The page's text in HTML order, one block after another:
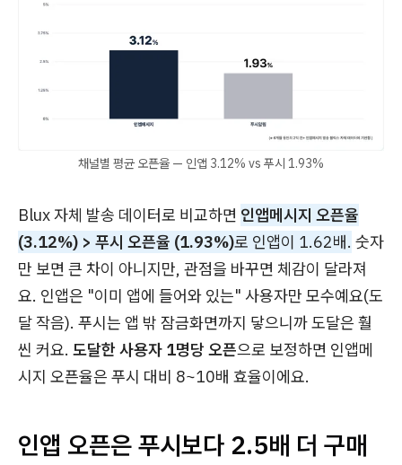
채널별 평균 오픈율 — 인앱 3.12% vs 푸시 1.93%
Blux 자체 발송 데이터로 비교하면 인앱메시지 오픈율
(3.12%) > 푸시 오픈율 (1.93%)로 인앱이 1.62배. 숫자
만 보면 큰 차이 아니지만, 관점을 바꾸면 체감이 달라져
요. 인앱은 "이미 앱에 들어와 있는" 사용자만 모수예요(도
달 작음). 푸시는 앱 밖 잠금화면까지 닿으니까 도달은 훨
씬 커요. 도달한 사용자 1명당 오픈으로 보정하면 인앱메
시지 오픈율은 푸시 대비 8~10배 효율이에요.
인앱 오픈은 푸시보다 2.5배 더 구매